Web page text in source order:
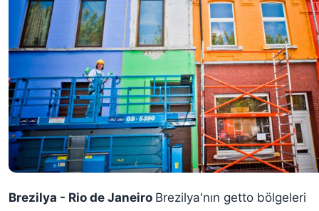
Brezilya - Rio de Janeiro Brezilya'nın getto bölgeleri